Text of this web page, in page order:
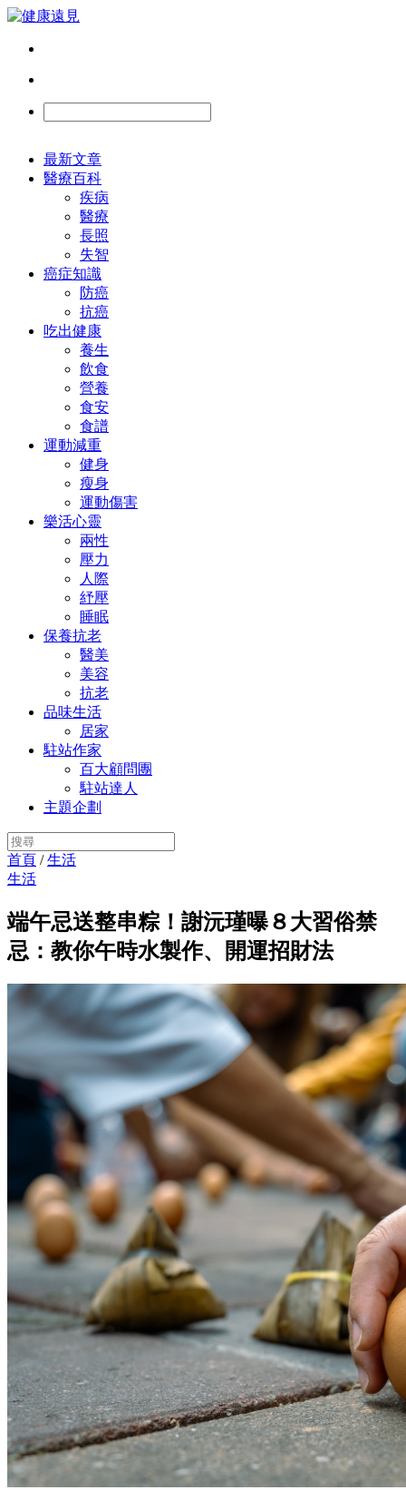
最新文章
醫療百科
疾病
醫療
長照
失智
癌症知識
防癌
抗癌
吃出健康
養生
飲食
營養
食安
食譜
運動減重
健身
瘦身
運動傷害
樂活心靈
兩性
壓力
人際
紓壓
睡眠
保養抗老
醫美
美容
抗老
品味生活
居家
駐站作家
百大顧問團
駐站達人
主題企劃
首頁 /生活
生活
端午忌送整串粽！謝沅瑾曝８大習俗禁
忌：教你午時水製作、開運招財法